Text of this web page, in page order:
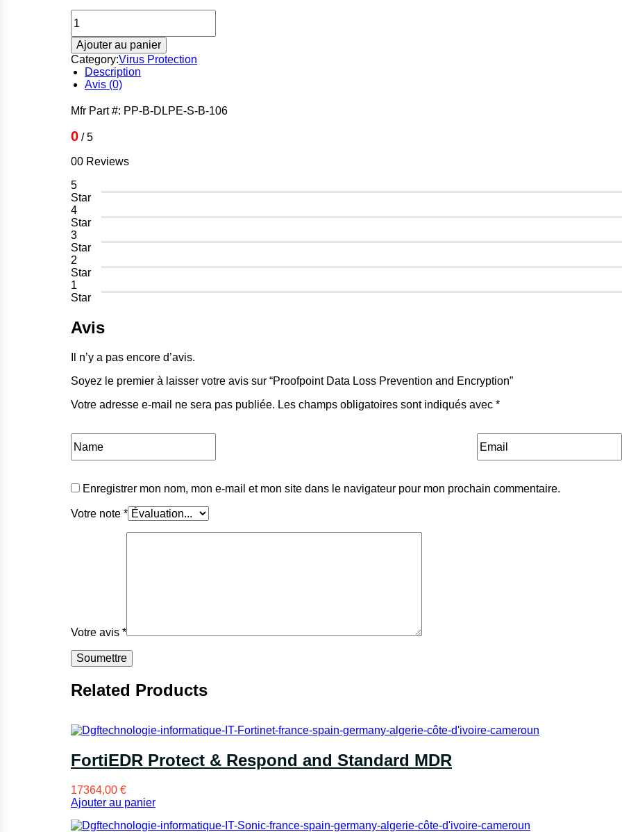
de
Proofpoint
Data
Loss
Prevention
and
Ajouter au panier
Category:Virus Protection
Description
Avis (0)
Mfr Part #: PP-B-DLPE-S-B-106
0 / 5
00 Reviews
5
Star
4
Star
3
Star
2
Star
1
Star
Avis
Il n’y a pas encore d’avis.
Soyez le premier à laisser votre avis sur “Proofpoint Data Loss Prevention and Encryption”
Votre adresse e-mail ne sera pas publiée. Les champs obligatoires sont indiqués avec *
Enregistrer mon nom, mon e-mail et mon site dans le navigateur pour mon prochain commentaire.
Votre note *
Votre avis *
Related Products
FortiEDR Protect & Respond and Standard MDR
17364,00 €
Ajouter au panier